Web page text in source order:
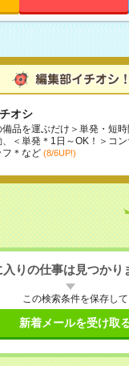
オシ
備品を運ぶだけ＞単発・短
＜単発＊1日～OK！＞コ
フ＊など (8/6UP!)
入りの仕事は見つかり
この検索条件を保存して
新着メールを受け取